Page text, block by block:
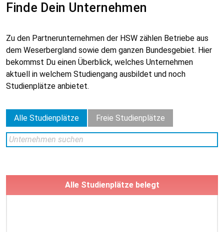
Finde Dein Unternehmen
Zu den Partnerunternehmen der HSW zählen Betriebe aus
dem Weserbergland sowie dem ganzen Bundesgebiet. Hier
bekommst Du einen Überblick, welches Unternehmen
aktuell in welchem Studiengang ausbildet und noch
Studienplätze anbietet.
Alle Studienplätze Freie Studienplätze
Alle Studienplätze belegt